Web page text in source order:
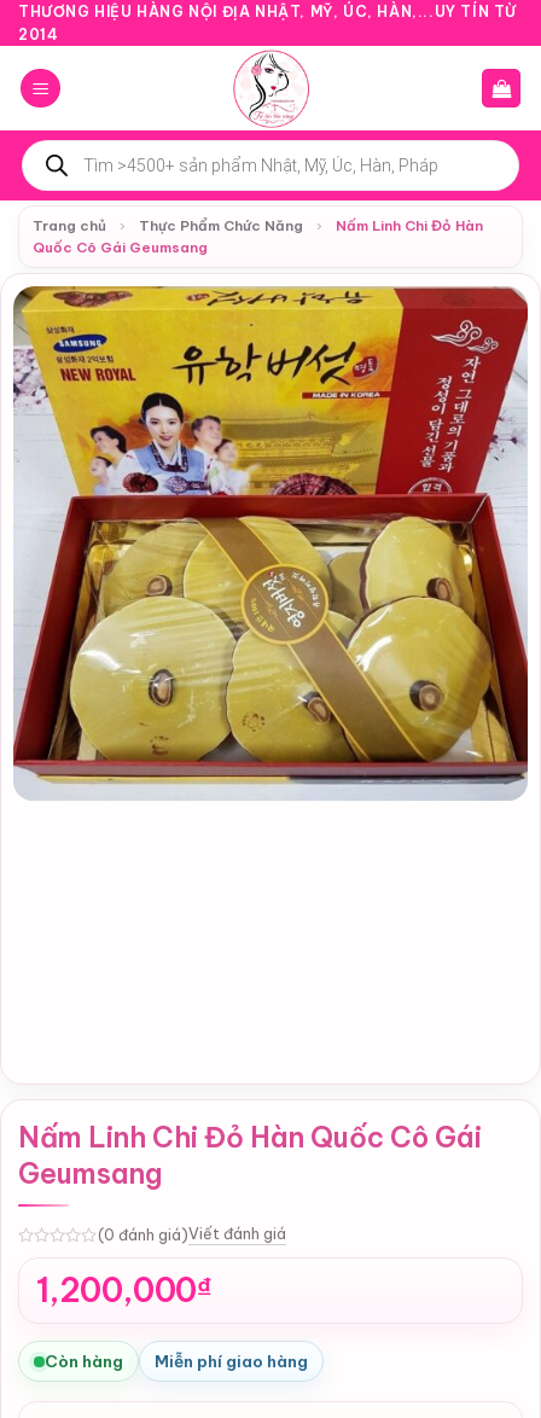
Bỏ
qua
nội
dung
THƯƠNG HIỆU HÀNG NỘI ĐỊA NHẬT, MỸ, ÚC, HÀN,...UY TÍN TỪ
2014
Tìm
kiếm
sản
phẩm
Trang chủ
› Thực Phẩm Chức Năng ›
Nấm Linh Chi Đỏ Hàn
Quốc Cô Gái Geumsang
Nấm Linh Chi Đỏ Hàn Quốc Cô Gái
Geumsang
(0 đánh giá)Viết đánh giá
1,200,000₫
Còn hàng Miễn phí giao hàng